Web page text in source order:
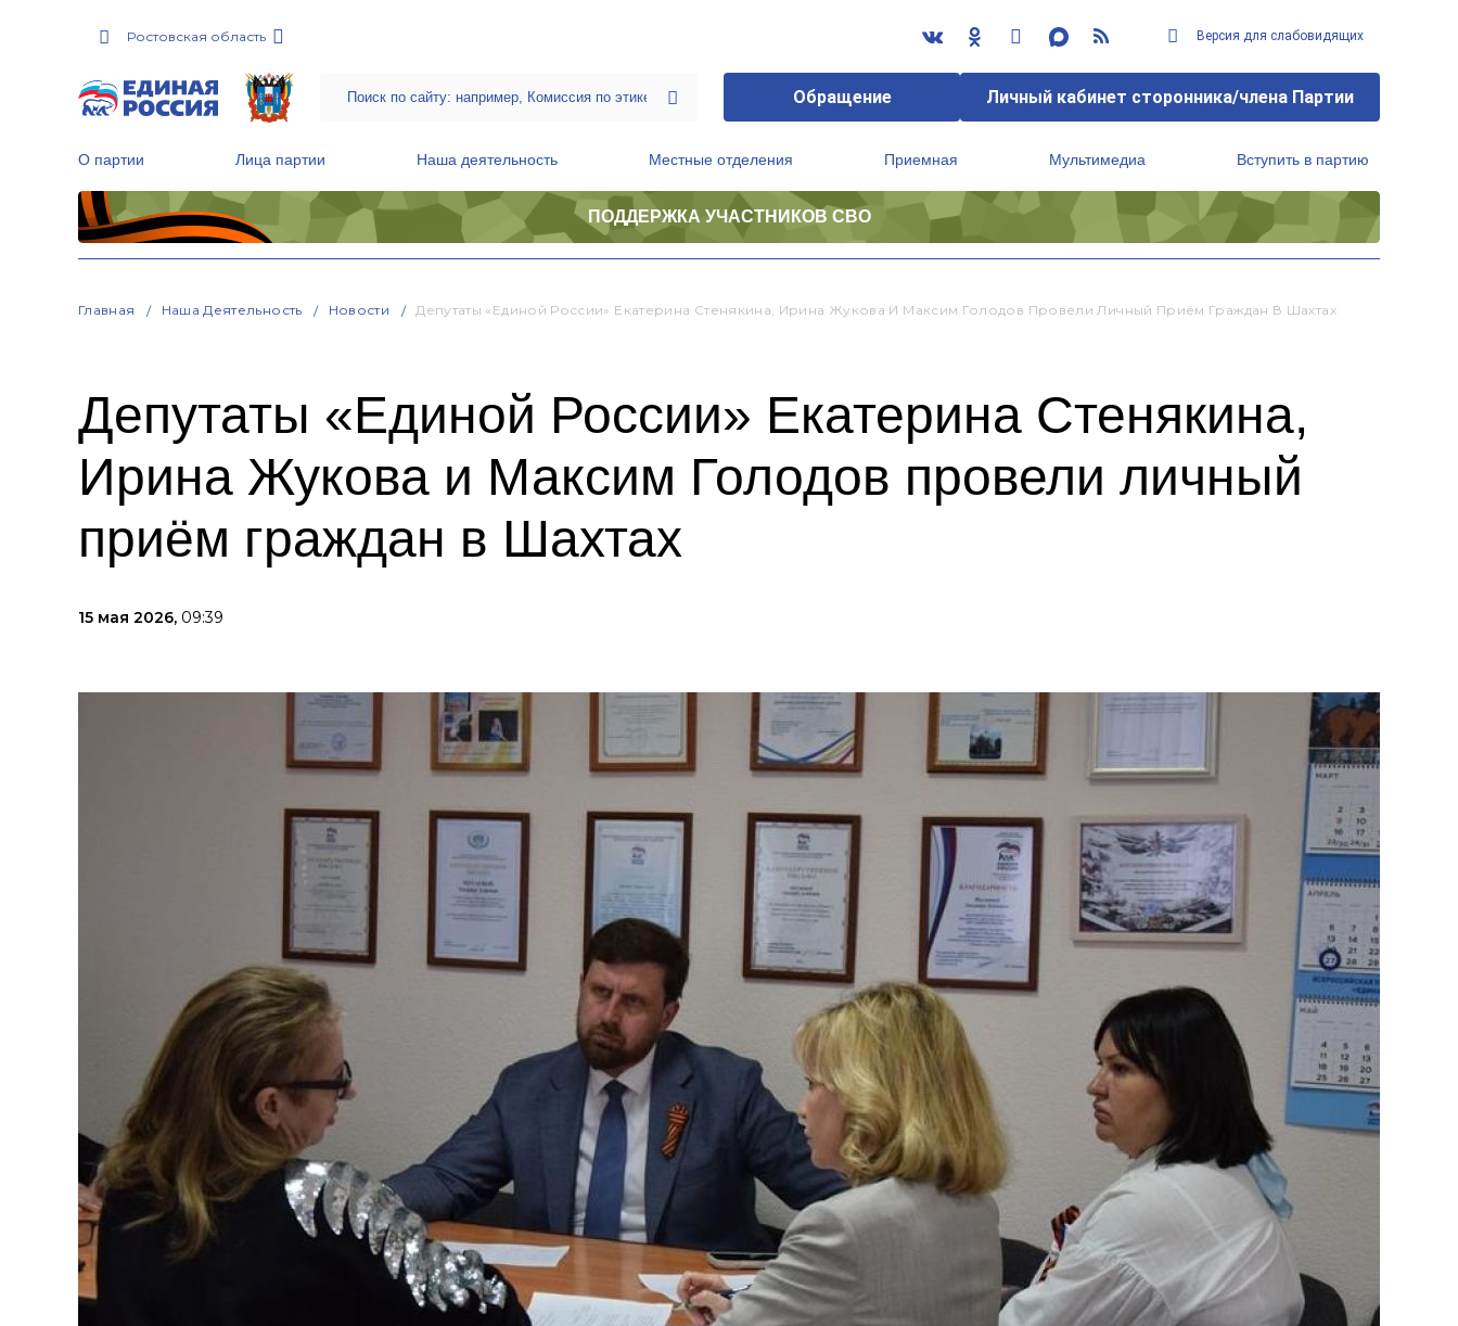
Ростовская область Версия для слабовидящих
Обращение Личный кабинет сторонника/члена Партии
О партии Лица партии Наша деятельность Местные отделения Приемная Мультимедиа Вступить в партию
ПОДДЕРЖКА УЧАСТНИКОВ СВО
Главная Наша Деятельность Новости Депутаты «Единой России» Екатерина Стенякина, Ирина Жукова И Максим Голодов Провели Личный Приём Граждан В Шахтах
Депутаты «Единой России» Екатерина Стенякина,
Ирина Жукова и Максим Голодов провели личный
приём граждан в Шахтах
15 мая 2026, 09:39